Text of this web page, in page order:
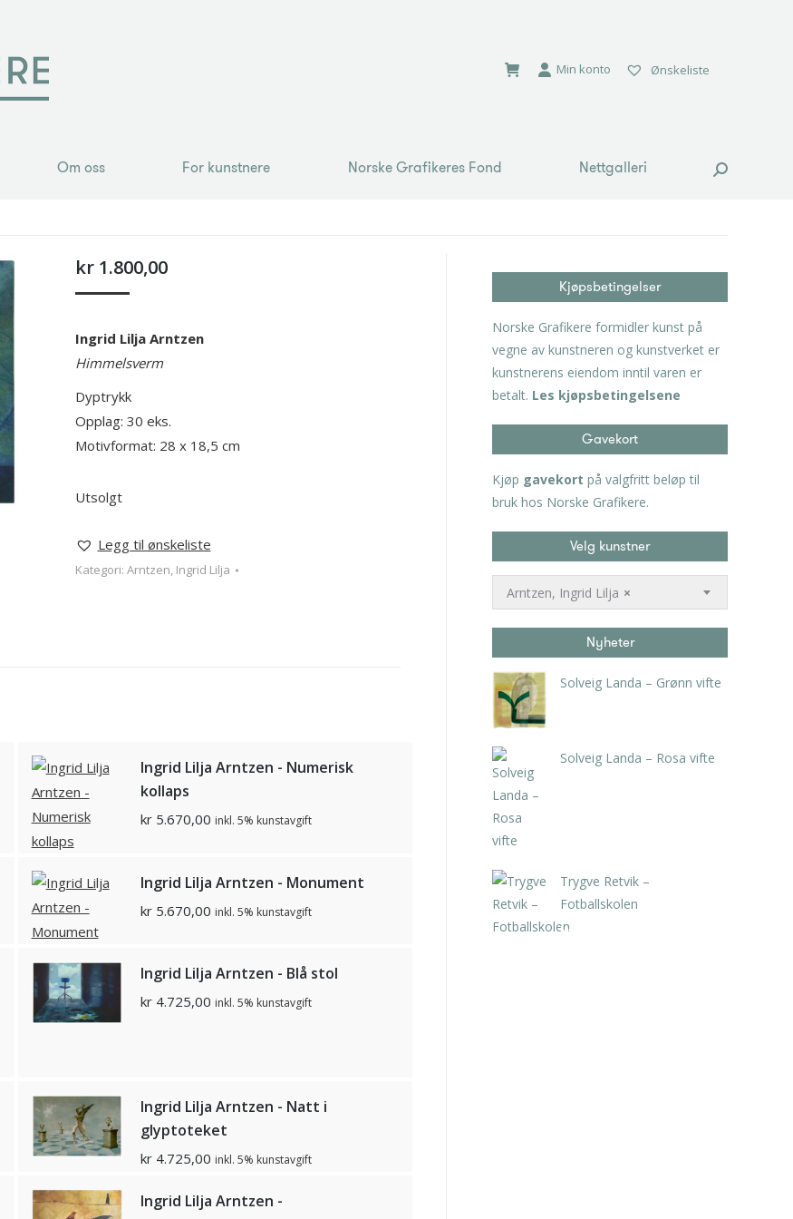
Min konto Ønskeliste
Om oss For kunstnere Norske Grafikeres Fond Nettgalleri Search:
kr1.800,00
Ingrid Lilja Arntzen
Himmelsverm
Dyptrykk
Opplag: 30 eks.
Motivformat: 28 x 18,5 cm
Utsolgt
Legg til ønskeliste
Kategori: Arntzen, Ingrid Lilja
Ingrid Lilja Arntzen - Numerisk
kollaps
kr5.670,00 inkl. 5% kunstavgift
Ingrid Lilja Arntzen - Monument
kr5.670,00 inkl. 5% kunstavgift
Ingrid Lilja Arntzen - Blå stol
kr4.725,00 inkl. 5% kunstavgift
Ingrid Lilja Arntzen - Natt i
glyptoteket
kr4.725,00 inkl. 5% kunstavgift
Ingrid Lilja Arntzen -
Kjøpsbetingelser
Norske Grafikere formidler kunst på
vegne av kunstneren og kunstverket er
kunstnerens eiendom inntil varen er
betalt. Les kjøpsbetingelsene
Gavekort
Kjøp gavekort på valgfritt beløp til
bruk hos Norske Grafikere.
Velg kunstner
×
Arntzen, Ingrid Lilja
Nyheter
Solveig Landa – Grønn vifte
Solveig Landa – Rosa vifte
Trygve Retvik –
Fotballskolen
kr